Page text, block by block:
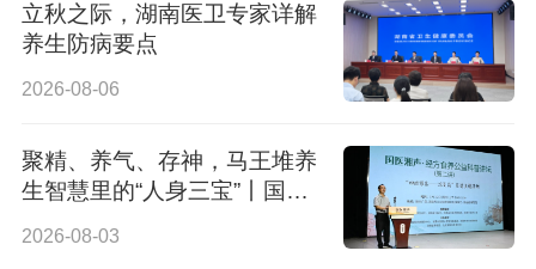
立秋之际，湖南医卫专家详解
养生防病要点
2026-08-06
聚精、养气、存神，马王堆养
生智慧里的“人身三宝”丨国医
2026-08-03